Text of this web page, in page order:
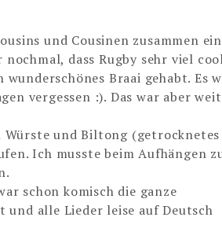
und Cousinen zusammen ein
dass Rugby sehr viel
Braai gehabt. Es
vergessen :). Das war aber
Würste und Biltong (getrocknetes
Ich musste beim Aufhängen
schon komisch die ganze
alle Lieder leise auf Deutsch